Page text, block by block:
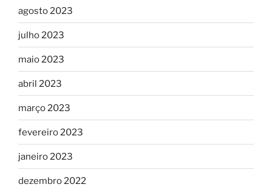
agosto 2023
julho 2023
maio 2023
abril 2023
março 2023
fevereiro 2023
janeiro 2023
dezembro 2022